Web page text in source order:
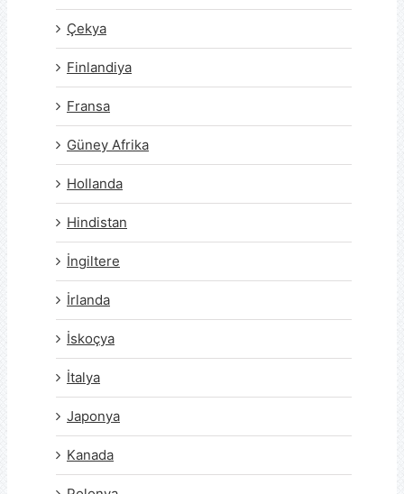
Çekya
Finlandiya
Fransa
Güney Afrika
Hollanda
Hindistan
İngiltere
İrlanda
İskoçya
İtalya
Japonya
Kanada